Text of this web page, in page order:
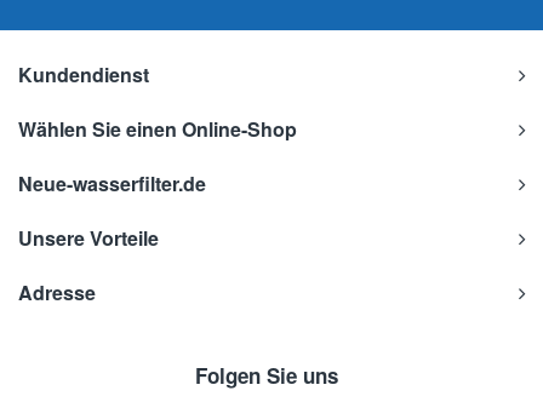
Kundendienst
Wählen Sie einen Online-Shop
Neue-wasserfilter.de
Unsere Vorteile
Adresse
Folgen Sie uns